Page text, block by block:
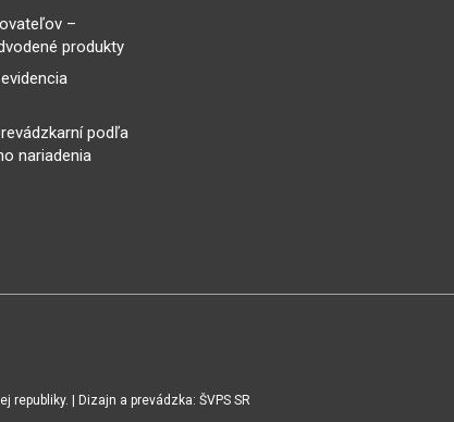
–
produkty
podľa
nariadenia
| Dizajn a prevádzka: ŠVPS SR